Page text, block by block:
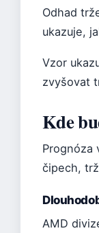
Odhad
ukazuje,
Vzor
zvyšovat
Kde
Prognóza
čipech,
AMD